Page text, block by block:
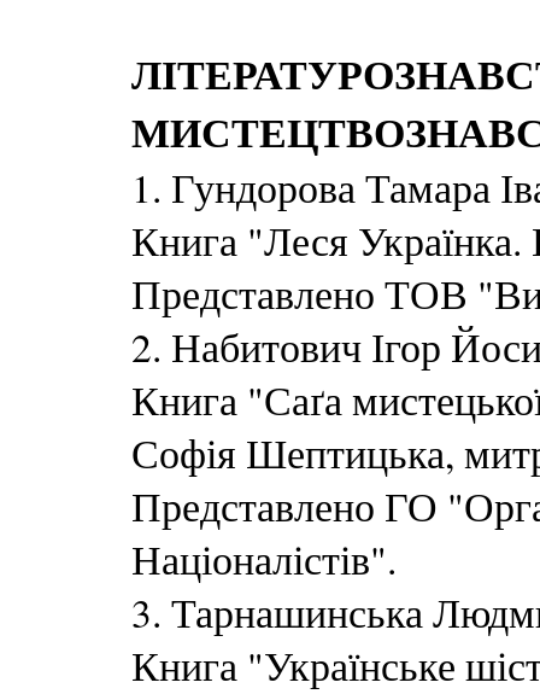
1. Гундорова Тамара
Книга "Леся
Представлено ТОВ
2. Набитович Ігор
Книга "Саґа
Софія Шептицька,
Представлено ГО
Націоналістів".
3. Тарнашинська
Книга "Українське